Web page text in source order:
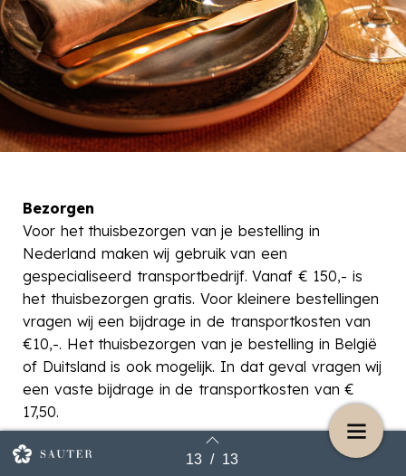
13 / 13
Bezorgen
Voor het thuisbezorgen van je bestelling in
Nederland maken wij gebruik van een
gespecialiseerd transportbedrijf. Vanaf € 150,- is
het thuisbezorgen gratis. Voor kleinere bestellingen
vragen wij een bijdrage in de transportkosten van
€10,-. Het thuisbezorgen van je bestelling in België
of Duitsland is ook mogelijk. In dat geval vragen wij
een vaste bijdrage in de transportkosten van €
17,50.
Afhalen